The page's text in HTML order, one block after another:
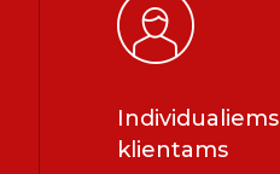
Individualiems
klientams